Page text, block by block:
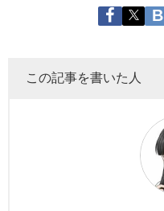
この記事を書いた人